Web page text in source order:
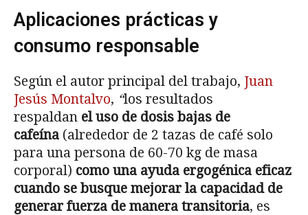
Aplicaciones prácticas y
consumo responsable
Según el autor principal del trabajo, Juan
Jesús Montalvo, “los resultados
respaldan el uso de dosis bajas de
cafeína (alrededor de 2 tazas de café solo
para una persona de 60-70 kg de masa
corporal) como una ayuda ergogénica eficaz
cuando se busque mejorar la capacidad de
generar fuerza de manera transitoria, es